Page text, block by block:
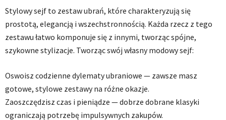
Stylowy sejf to zestaw ubrań, które charakteryzują się
prostotą, elegancją i wszechstronnością. Każda rzecz z tego
zestawu łatwo komponuje się z innymi, tworząc spójne,
szykowne stylizacje. Tworząc swój własny modowy sejf:
Oswoisz codzienne dylematy ubraniowe — zawsze masz
gotowe, stylowe zestawy na różne okazje.
Zaoszczędzisz czas i pieniądze — dobrze dobrane klasyki
ograniczają potrzebę impulsywnych zakupów.